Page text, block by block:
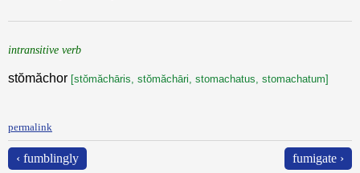
intransitive verb
stŏmăchor [stŏmăchāris, stŏmăchāri, stomachatus, stomachatum]
permalink
‹ fumblingly fumigate ›